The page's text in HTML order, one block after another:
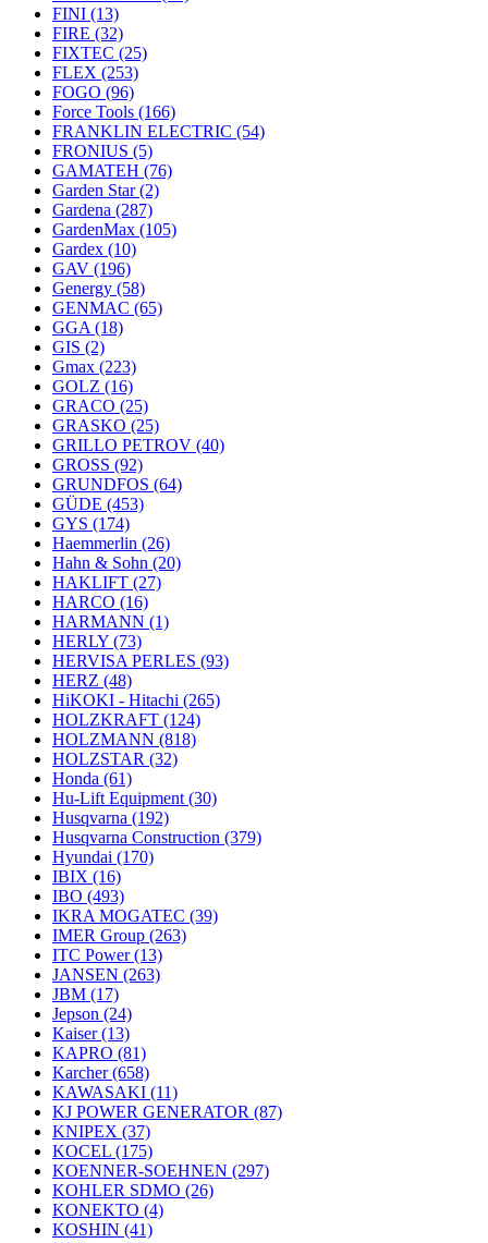
FINI (13)
FIRE (32)
FIXTEC (25)
FLEX (253)
FOGO (96)
Force Tools (166)
FRANKLIN ELECTRIC (54)
FRONIUS (5)
GAMATEH (76)
Garden Star(2)
Gardena (287)
GardenMax (105)
Gardex (10)
GAV (196)
Genergy (58)
GENMAC (65)
GGA (18)
GIS (2)
Gmax (223)
GOLZ (16)
GRACO (25)
GRASKO (25)
GRILLO PETROV (40)
GROSS (92)
GRUNDFOS (64)
GÜDE (453)
GYS (174)
Haemmerlin (26)
Hahn & Sohn (20)
HAKLIFT (27)
HARCO (16)
HARMANN (1)
HERLY (73)
HERVISA PERLES (93)
HERZ (48)
HiKOKI - Hitachi (265)
HOLZKRAFT (124)
HOLZMANN (818)
HOLZSTAR (32)
Honda (61)
Hu-Lift Equipment (30)
Husqvarna (192)
Husqvarna Construction (379)
Hyundai (170)
IBIX (16)
IBO (493)
IKRA MOGATEC (39)
IMER Group (263)
ITC Power(13)
JANSEN (263)
JBM (17)
Jepson (24)
Kaiser(13)
KAPRO (81)
Karcher(658)
KAWASAKI (11)
KJ POWER GENERATOR (87)
KNIPEX (37)
KOCEL (175)
KOENNER-SOEHNEN (297)
KOHLER SDMO (26)
KONEKTO (4)
KOSHIN (41)